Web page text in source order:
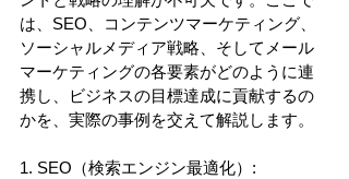
は、SEO、コンテンツマーケティング、
ソーシャルメディア戦略、そしてメール
マーケティングの各要素がどのように連
携し、ビジネスの目標達成に貢献するの
かを、実際の事例を交えて解説します。
1. SEO（検索エンジン最適化）: